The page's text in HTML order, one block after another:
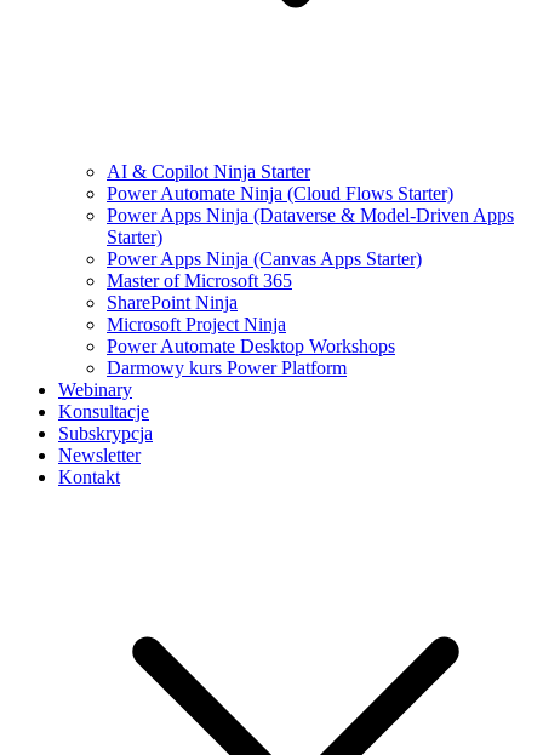
AI & Copilot Ninja Starter
Power Automate Ninja (Cloud Flows Starter)
Power Apps Ninja (Dataverse & Model-Driven Apps
Starter)
Power Apps Ninja (Canvas Apps Starter)
Master of Microsoft 365
SharePoint Ninja
Microsoft Project Ninja
Power Automate Desktop Workshops
Darmowy kurs Power Platform
Webinary
Konsultacje
Subskrypcja
Newsletter
Kontakt